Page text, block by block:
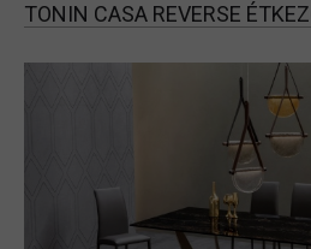
TONIN CASA REVERSE